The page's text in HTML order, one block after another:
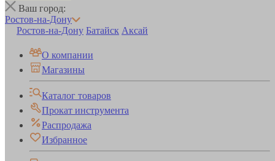
Ваш город:
Ростов-на-Дону
Ростов-на-Дону Батайск Аксай
О компании
Магазины
Каталог товаров
Прокат инструмента
Распродажа
Избранное